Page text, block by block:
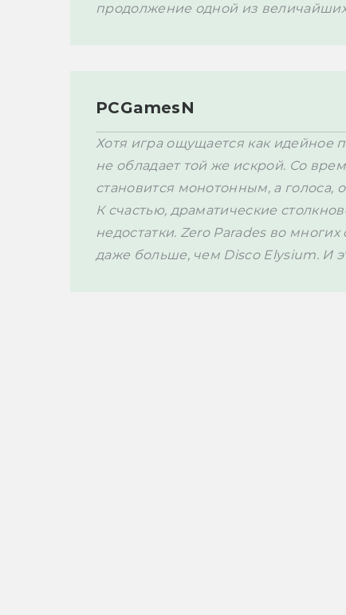
продолжение одной из
PCGamesN
Хотя игра ощущается как идейное
не обладает той же искрой. Со
становится монотонным, а
К счастью, драматические
недостатки. Zero Parades во
даже больше, чем Disco Elysium. И